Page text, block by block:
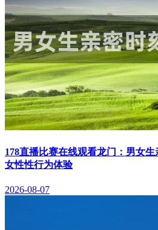
178直播比赛在线观看龙门：男女
女性性行为体验
2026-08-07